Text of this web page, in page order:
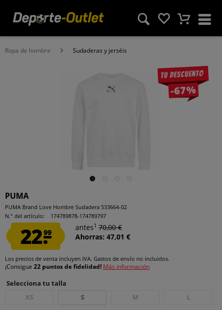
Ropa de hombre Sudaderas y jerséis
Tu descuento
-67%
PUMA
PUMA Brand Love Hombre Sudadera 533664-02
N.° del artículo:
174789878-174789797
22.99
antes1 70,00 €
Ahorras: 47,01 €
Los precios de venta incluyen IVA. Gastos de envío no incluidos.
¡Consigue 22 puntos de fidelidad! Más información
Selecciona tu talla
XS
S M L